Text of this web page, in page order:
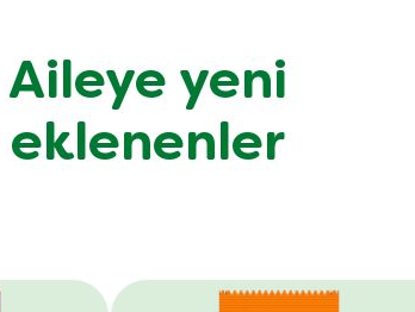
Aileye yeni
eklenenler